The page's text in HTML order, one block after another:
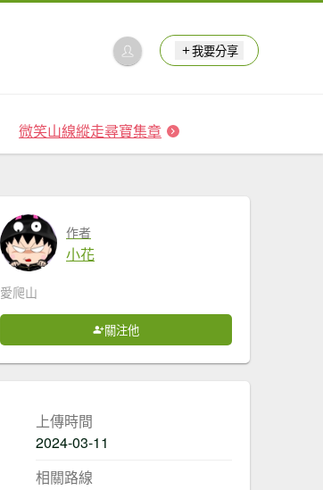
我要分享
微笑山線縱走尋寶集章
作者
小花
愛爬山
關注他
上傳時間
2024-03-11
相關路線